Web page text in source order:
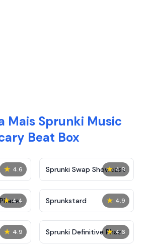
Mais Sprunki Music
Beat Box
★ 4.6 ★ 4.8
Sprunki Swap Showcase
★ 4.4 ★ 4.9
Sprunkstard
★ 4.9 ★ 4.6
Sprunki Definitive Phase
7